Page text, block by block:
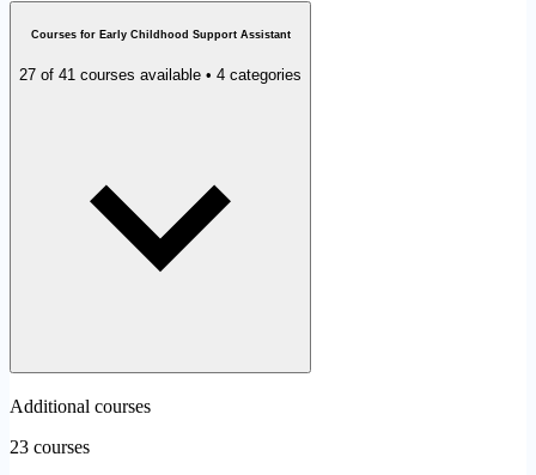
Courses for Early Childhood Support Assistant
27 of 41 courses available • 4 categories
Additional courses
23 courses